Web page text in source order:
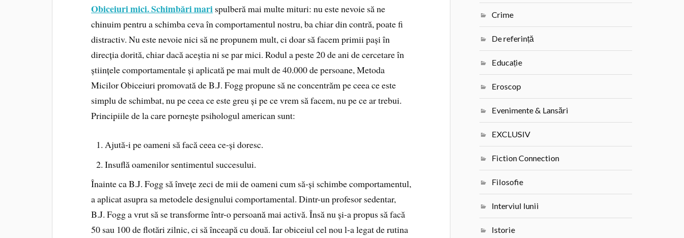
Obiceiuri mici. Schimbări mari spulberă mai multe mituri: nu este nevoie să ne
chinuim pentru a schimba ceva în comportamentul nostru, ba chiar din contră, poate fi
distractiv. Nu este nevoie nici să ne propunem mult, ci doar să facem primii pași în
direcția dorită, chiar dacă aceștia ni se par mici. Rodul a peste 20 de ani de cercetare în
științele comportamentale și aplicată pe mai mult de 40.000 de persoane, Metoda
Micilor Obiceiuri promovată de B.J. Fogg propune să ne concentrăm pe ceea ce este
simplu de schimbat, nu pe ceea ce este greu și pe ce vrem să facem, nu pe ce ar trebui.
Principiile de la care pornește psihologul american sunt:
Ajută‑i pe oameni să facă ceea ce‑și doresc.
Insuflă oamenilor sentimentul succesului.
Înainte ca B.J. Fogg să învețe zeci de mii de oameni cum să-și schimbe comportamentul,
a aplicat asupra sa metodele designului comportamental. Dintr-un profesor sedentar,
B.J. Fogg a vrut să se transforme într-o persoană mai activă. Însă nu și-a propus să facă
50 sau 100 de flotări zilnic, ci să înceapă cu două. Iar obiceiul cel nou l-a legat de rutina
Crime
De referință
Educație
Eroscop
Evenimente & Lansări
EXCLUSIV
Fiction Connection
Filosofie
Interviul lunii
Istorie